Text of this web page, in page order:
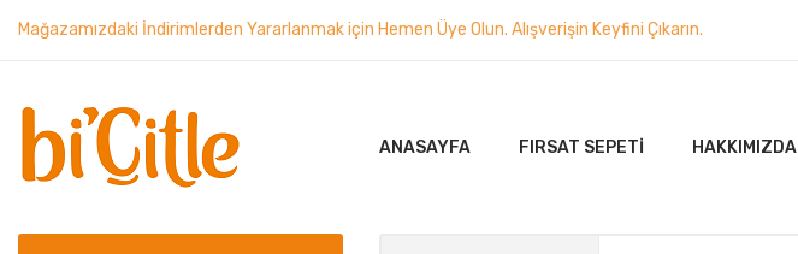
Mağazamızdaki İndirimlerden Yararlanmak için Hemen Üye Olun. Alışverişin Keyfini Çıkarın.
ANASAYFA FIRSAT SEPETI HAKKIMIZDA